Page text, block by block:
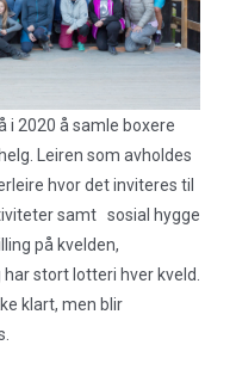
hvor det inviteres til
samt   sosial hygge
på kvelden,
stort lotteri hver kveld.
klart, men blir